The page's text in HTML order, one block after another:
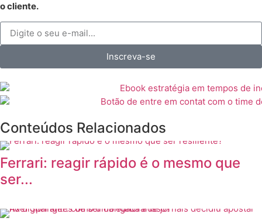
o cliente.
Inscreva-se
Conteúdos Relacionados
Ferrari: reagir rápido é o mesmo que
ser...